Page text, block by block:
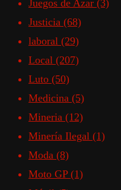
Juegos de Azar (3)
Justicia (68)
laboral (29)
Local (207)
Luto (50)
Medicina (5)
Mineria (12)
Minería Ilegal (1)
Moda (8)
Moto GP (1)